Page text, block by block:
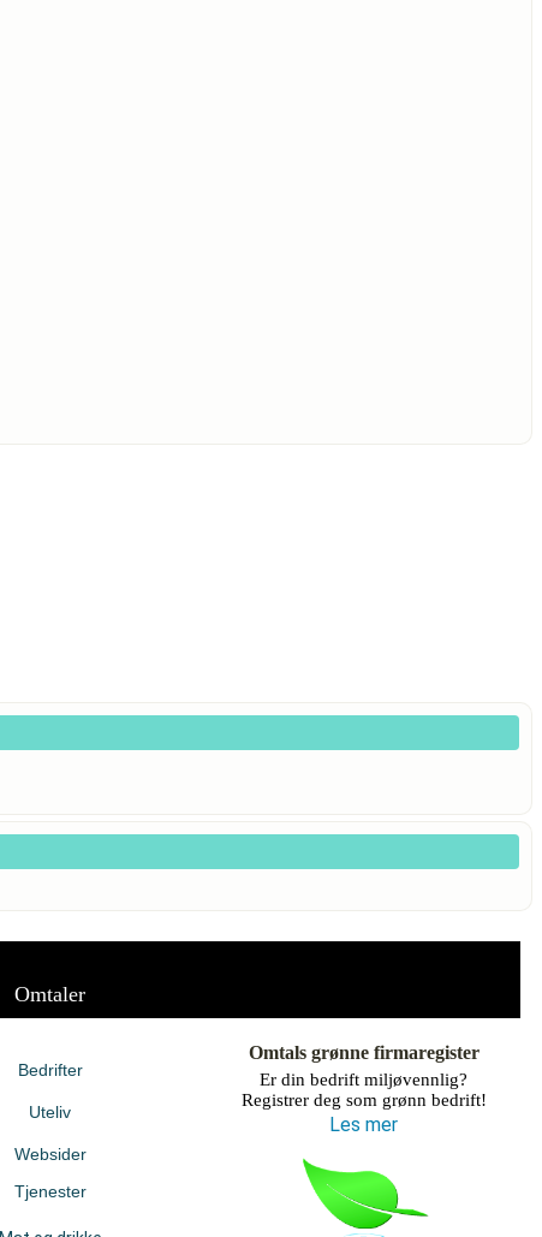
Omtaler
Bedrifter
Uteliv
Websider
Tjenester
Omtals grønne firmaregister
Er din bedrift miljøvennlig?
Registrer deg som grønn bedrift!
Les mer